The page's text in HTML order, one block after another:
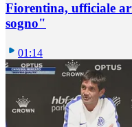
Fiorentina, ufficiale
sogno"
01:14